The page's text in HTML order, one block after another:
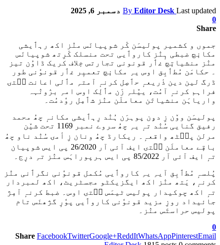
By Editor Desk Last updated
دسمبر 6, 2025
0
Share
جموں و کشمیر پولیسَن کٔر شوپیانَس منٛز اکھ رہٲیشی
مکانٕچ ضبطی ہٕنٛز کاروٲیی تحت منسلک کٔرِتھ شوپیانَس
منٛز منشیاتٕچ غٲر قونونی تجارتس خٕلاف کریک ڈاوُن تیز
۔ حکامَن مُطٲبِق اوس یہِ مکانٕچ تعمیٖر غٲر قونوٗنی طور
ڈرگ لین دین ذٔریعہٕ حٲصِل کرنہٕ آمتہِ مٲلی اعانت سۭتۍ
فراہم کرنہٕ آمُت، ییٚلہِ زَن مٲلِک اوس امہِ برٛونٛہہ
واریاہَن منشیاتَن معاملَن منٛز شٲمِل روٗدمُت۔
پولیسَن ووٚن زِ دۅن پوہرَن ہُنٛد رِہٲیشی مکانہٕ چھُ محمد
رفیق گنایی سُنٛد تہٕ یہِ چھُ سروے نمبر 1169 تحت شیٚن
مرلن پٮ۪ٹھ واقعہٕ۔ ریکارڈ چھُ ونان زِ أمۍ سُنٛد ناو چھُ
باقٕے معاملَن سۭتۍ ایف آئی آر 26/2020 پی ایس شوپیان
تہٕ ایف آئی آر 85/2022 پی ایس ہرپوراہَس منٛز تہِ درٕج۔
پُلسہٕ مُطٲبِق آیہِ یہِ کاروٲیی مُکمل قونوٗنی نگرٲنی منٛز
کرنہٕ، یَتھ منٛز اکھ ایگزیکٹو مجسٹریٹ، اکھ لمبردار
تہٕ اکھ چوکیدار پولیس ٹیمَس سۭتۍ اوس۔ ضبط کرنہٕ آمٕژ
جائیداد روزِ مزید قونوٗنی کاروٲیی پوٗرٕ گژھنَس تام
پولیس حراستَس منٛز۔
0
Share FacebookTwitterGoogle+ReddItWhatsAppPinterestEmail